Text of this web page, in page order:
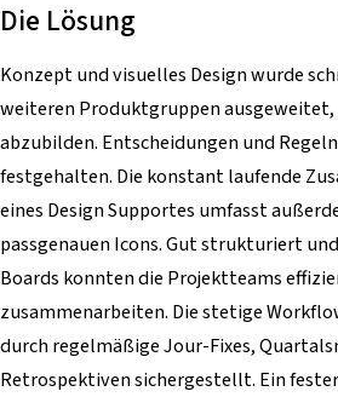
Die Lösung
Konzept und visuelles Design wurde
weiteren Produktgruppen
abzubilden. Entscheidungen und
festgehalten. Die konstant laufende
eines Design Supportes umfasst
passgenauen Icons. Gut strukturiert
Boards konnten die Projektteams
zusammenarbeiten. Die stetige
durch regelmäßige Jour-Fixes,
Retrospektiven sichergestellt. Ein